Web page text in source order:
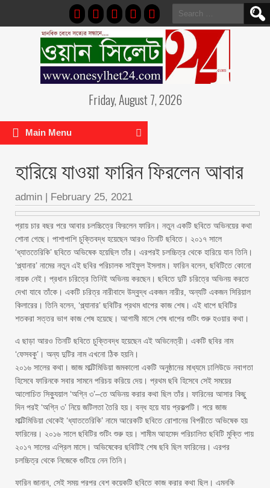
Search
for:
Friday, August 7, 2026
Main Menu
হারিয়ে যাওয়া ফারিন ফিরলেন আবার
admin | February 25, 2021
প্রায় চার বছর পরে আবার চলচ্চিত্রে ফিরলেন ফারিন। নতুন একটি ছবিতে অভিনয়ের কথা
শোনা গেছে। পাশাপাশি চুক্তিবদ্ধ হয়েছেন আরও তিনটি ছবিতে। ২০১৭ সালে
‘ধ্যাততেরিকি’ ছবিতে অভিষেক হয়েছিল তাঁর। এরপরই চলচ্চিত্র থেকে হারিয়ে যান তিনি।
‘প্ল্যানার’ নামের নতুন এই ছবির পরিচালক সাইফুল ইসলাম। ফারিন বলেন, ছবিটিতে কোনো
নায়ক নেই। প্রধান চরিত্রে তিনিই অভিনয় করছেন। ছবিতে দুটি চরিত্রে অভিনয় করতে
দেখা যাবে তাঁকে। একটি চরিত্র নারীবাদে উদ্বুদ্ধ একজন নারীর, অন্যটি একজন সিরিয়াল
কিলারের। তিনি বলেন, ‘প্ল্যানার’ ছবিটির প্রথম ধাপের কাজ শেষ। এই ধাপে ছবিটির
শতকরা সত্তর ভাগ কাজ শেষ হয়েছে। আগামী মাসে শেষ ধাপের শুটিং শুরু হওয়ার কথা।
এ ছাড়া আরও তিনটি ছবিতে চুক্তিবদ্ধ হয়েছেন এই অভিনেত্রী। একটি ছবির নাম
‘ফেসবকু’। অন্য দুটির নাম এখনো ঠিক হয়নি।
২০১৬ সালের কথা। জাজ মাল্টিমিডিয়া জমকালো একটি অনুষ্ঠানের মাধ্যমে ঢালিউডে নবাগতা
হিসেবে ফারিনকে সবার সামনে পরিচয় করিয়ে দেয়। প্রথম ছবি হিসেবে সেই সময়ের
আলোচিত সিক্যুয়াল ‘অগ্নি ৩’–তে অভিনয় করার কথা ছিল তাঁর। ফারিনের আসার কিছু
দিন পরই ‘অগ্নি ৩’ নিয়ে জটিলতা তৈরি হয়। বন্ধ হয়ে যায় প্রকল্পটি। পরে জাজ
মাল্টিমিডিয়া থেকেই ‘ধ্যাততেরিকি’ নামে আরেকটি ছবিতে রোশানের বিপরীতে অভিষেক হয়
ফারিনের। ২০১৬ সালে ছবিটির শুটিং শুরু হয়। শামীম আহমেদ পরিচালিত ছবিটি মুক্তি পায়
২০১৭ সালের এপ্রিল মাসে। অভিষেকের ছবিটিই শেষ ছবি ছিল ফারিনের। এরপর
চলচ্চিত্র থেকে নিজেকে গুটিয়ে নেন তিনি।
ফারিন জানান, সেই সময় পরপর বেশ কয়েকটি ছবিতে কাজ করার কথা ছিল। এমনকি